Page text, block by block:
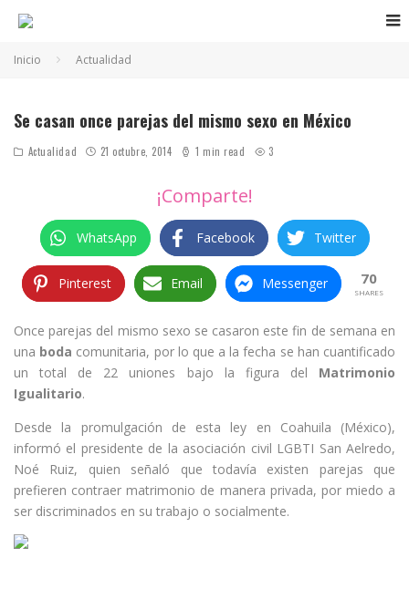
Inicio Actualidad
Se casan once parejas del mismo sexo en México
Actualidad 21 octubre, 2014 1 min read 3
¡Comparte!
WhatsApp Facebook Twitter
Pinterest Email Messenger 70
SHARES
Once parejas del mismo sexo se casaron este fin de semana en
una boda comunitaria, por lo que a la fecha se han cuantificado
un total de 22 uniones bajo la figura del Matrimonio
Igualitario.
Desde la promulgación de esta ley en Coahuila (México),
informó el presidente de la asociación civil LGBTI San Aelredo,
Noé Ruiz, quien señaló que todavía existen parejas que
prefieren contraer matrimonio de manera privada, por miedo a
ser discriminados en su trabajo o socialmente.